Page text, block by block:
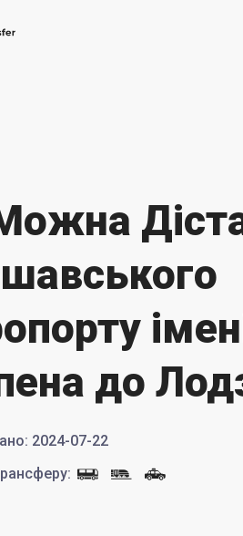
до
: 2024-07-22
: